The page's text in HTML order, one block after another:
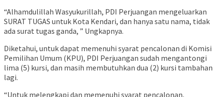
“Alhamdulillah Wasyukurillah, PDI Perjuangan mengeluarkan
SURAT TUGAS untuk Kota Kendari, dan hanya satu nama, tidak
ada surat tugas ganda, ” Ungkapnya.
Diketahui, untuk dapat memenuhi syarat pencalonan di Komisi
Pemilihan Umum (KPU), PDI Perjuangan sudah mengantongi
lima (5) kursi, dan masih membutuhkan dua (2) kursi tambahan
lagi.
“Untuk melengkapi dan memenuhi syarat pencalonan,